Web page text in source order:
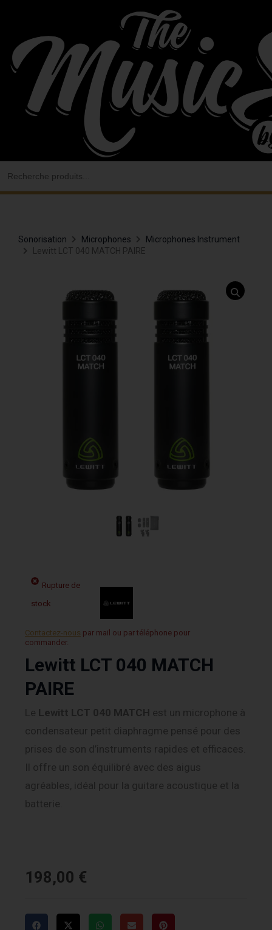
contenu
Sonorisation Microphones
Microphones Instrument
Lewitt LCT 040 MATCH PAIRE
Rupture de
stock
Contactez-nous par mail ou par téléphone pour
commander.
Lewitt LCT 040 MATCH
PAIRE
Le Lewitt LCT 040 MATCH est un microphone à
condensateur petit diaphragme pensé pour des
prises de son d’instruments rapides et efficaces.
Il offre un son équilibré avec des aigus
agréables, idéal pour la guitare acoustique et la
batterie.
198,00 €